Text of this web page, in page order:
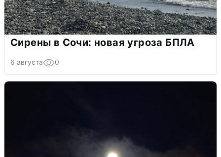
Сирены в Сочи: новая угроза БПЛА
6 августа 0